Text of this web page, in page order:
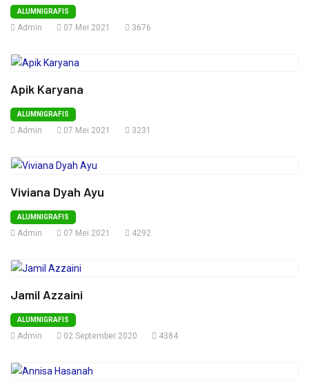
ALUMNIGRAFIS
Admin 07 Mei 2021 3676
Apik Karyana
ALUMNIGRAFIS
Admin 07 Mei 2021 3231
Viviana Dyah Ayu
ALUMNIGRAFIS
Admin 07 Mei 2021 4292
Jamil Azzaini
ALUMNIGRAFIS
Admin 02 September 2020 4384